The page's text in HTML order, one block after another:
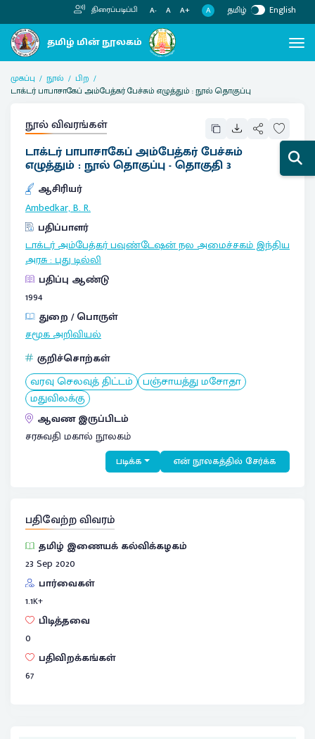
திரைப்படிப்பி A- A A+ A தமிழ் English
முகப்பு நூல்
பிற
டாக்டர் பாபாசாகேப் அம்பேத்கர் பேச்சும் எழுத்தும் : நூல் தொகுப்பு
நூல் விவரங்கள்
டாக்டர் பாபாசாகேப் அம்பேத்கர் பேச்சும்
எழுத்தும் : நூல் தொகுப்பு - தொகுதி 3
ஆசிரியர்
Ambedkar, B. R.
பதிப்பாளர்
டாக்டர் அம்பேத்கர் பவுண்டேஷன் நல அமைச்சகம் இந்திய
அரசு:புது டில்லி
பதிப்பு ஆண்டு
1994
துறை / பொருள்
சமூக அறிவியல்
குறிச்சொற்கள்
வரவு செலவுத் திட்டம் பஞ்சாயத்து மசோதா
மதுவிலக்கு
ஆவண இருப்பிடம்
சரசுவதி மகால் நூலகம்
படிக்க என் நூலகத்தில் சேர்க்க
பதிவேற்ற விவரம்
தமிழ் இணையக் கல்விக்கழகம்
23 Sep 2020
பார்வைகள்
1.1K+
பிடித்தவை
0
பதிவிறக்கங்கள்
67